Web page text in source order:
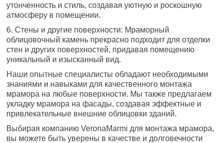
утонченность и стиль, создавая уютную и роскошную
атмосферу в помещении.
6. Стены и другие поверхности: Мраморный
облицовочный камень прекрасно подходит для отделки
стен и других поверхностей, придавая помещению
уникальный и изысканный вид.
Наши опытные специалисты обладают необходимыми
знаниями и навыками для качественного монтажа
мрамора на любые поверхности. Мы также предлагаем
укладку мрамора на фасады, создавая эффектные и
привлекательные внешние облицовки зданий.
Выбирая компанию VeronaMarmi для монтажа мрамора,
вы можете быть уверены в качестве и долговечности